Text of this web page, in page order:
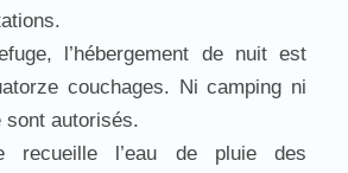
l’hébergement de nuit est
couchages. Ni camping ni
sont autorisés.
recueille l’eau de pluie des